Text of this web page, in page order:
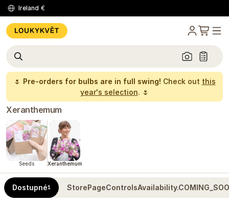
Ireland €
🌷 Pre-orders for bulbs are in full swing! Check out this
year's selection. 🌷
Xeranthemum
Seeds Xeranthemum
Dostupné1